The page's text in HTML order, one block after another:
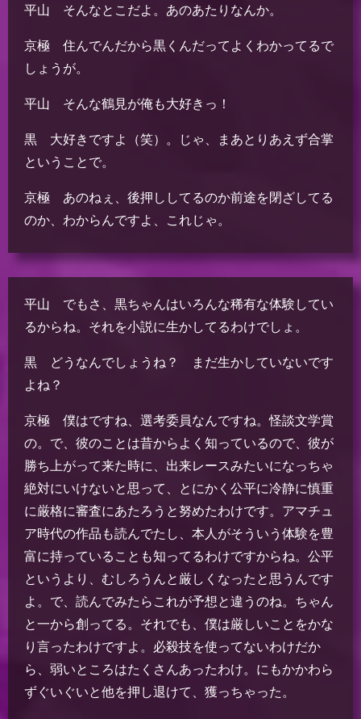
平山 そんなとこだよ。あのあたりなんか。
京極 住んでんだから黒くんだってよくわかってるで
しょうが。
平山 そんな鶴見が俺も大好きっ！
黒 大好きですよ（笑）。じゃ、まあとりあえず合掌
ということで。
京極 あのねぇ、後押ししてるのか前途を閉ざしてる
のか、わからんですよ、これじゃ。
平山 でもさ、黒ちゃんはいろんな稀有な体験してい
るからね。それを小説に生かしてるわけでしょ。
黒 どうなんでしょうね？ まだ生かしていないです
よね？
京極 僕はですね、選考委員なんですね。怪談文学賞
の。で、彼のことは昔からよく知っているので、彼が
勝ち上がって来た時に、出来レースみたいになっちゃ
絶対にいけないと思って、とにかく公平に冷静に慎重
に厳格に審査にあたろうと努めたわけです。アマチュ
ア時代の作品も読んでたし、本人がそういう体験を豊
富に持っていることも知ってるわけですからね。公平
というより、むしろうんと厳しくなったと思うんです
よ。で、読んでみたらこれが予想と違うのね。ちゃん
と一から創ってる。それでも、僕は厳しいことをかな
り言ったわけですよ。必殺技を使ってないわけだか
ら、弱いところはたくさんあったわけ。にもかかわら
ずぐいぐいと他を押し退けて、獲っちゃった。